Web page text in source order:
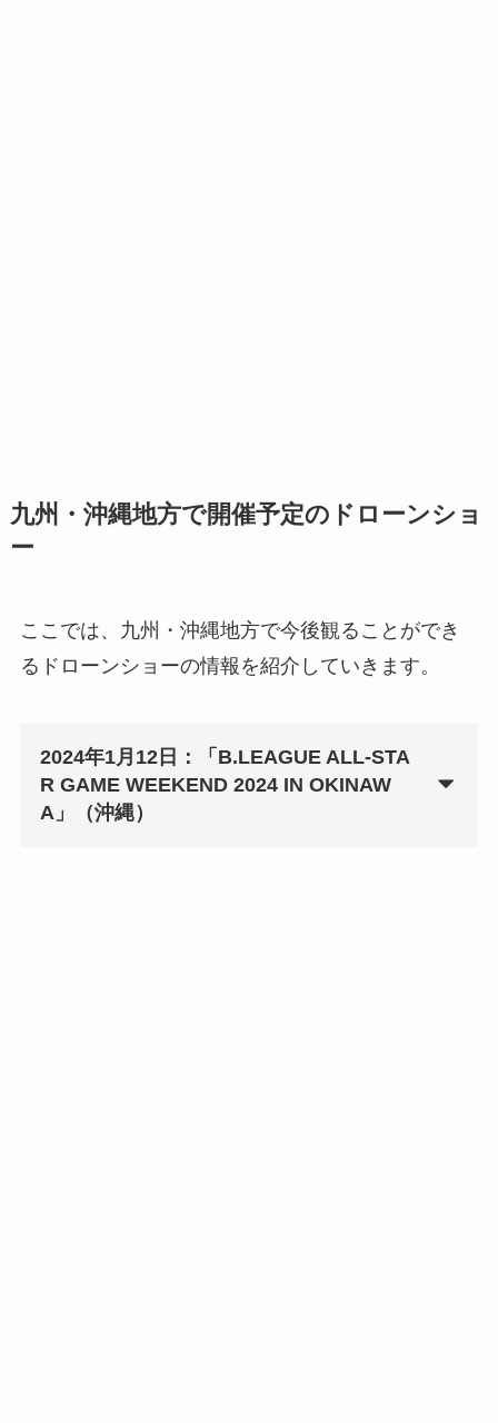
九州・沖縄地方で開催予定のドローンショ
ー
ここでは、九州・沖縄地方で今後観ることができ
るドローンショーの情報を紹介していきます。
2024年1月12日：「B.LEAGUE ALL-STA
R GAME WEEKEND 2024 IN OKINAW
A」（沖縄）